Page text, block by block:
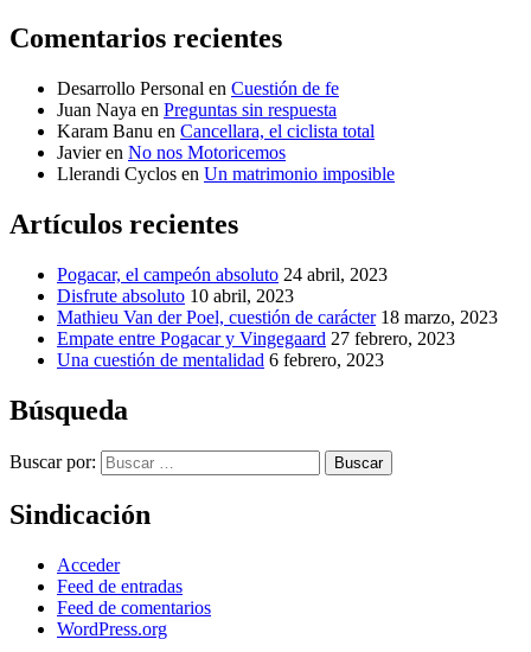
Comentarios recientes
Desarrollo Personal en Cuestión de fe
Juan Naya en Preguntas sin respuesta
Karam Banu en Cancellara, el ciclista total
Javieren No nos Motoricemos
Llerandi Cyclos en Un matrimonio imposible
Artículos recientes
Pogacar, el campeón absoluto 24 abril, 2023
Disfrute absoluto 10 abril, 2023
Mathieu Van der Poel, cuestión de carácter 18 marzo, 2023
Empate entre Pogacar y Vingegaard 27 febrero, 2023
Una cuestión de mentalidad 6 febrero, 2023
Búsqueda
Buscar por: Buscar
Sindicación
Acceder
Feed de entradas
Feed de comentarios
WordPress.org